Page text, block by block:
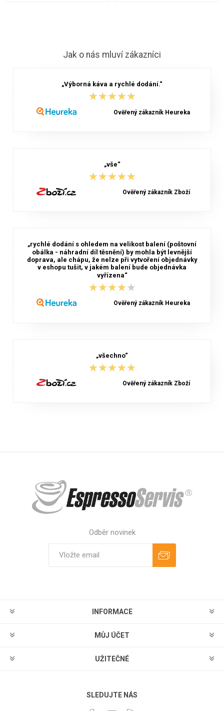
Jak o nás mluví zákazníci
„Výborná káva a rychlé dodání.“
★★★★★
★★★★★
Ověřený zákazník Heureka
„vše“
★★★★★
★★★★★
Ověřený zákazník Zboží
„rychlé dodání s ohledem na velikost balení (poštovní
obálka - náhradní díl těsnění) by mohla být levnější
doprava, ale chápu, že nelze při vytvoření objednávky
v eshopu tušit, v jakém balení bude objednávka
vyřízena“
★★★★★
★★★★★
Ověřený zákazník Heureka
„všechno“
★★★★★
★★★★★
Ověřený zákazník Zboží
Odběr novinek
INFORMACE
MŮJ ÚČET
UŽITEČNÉ
SLEDUJTE NÁS